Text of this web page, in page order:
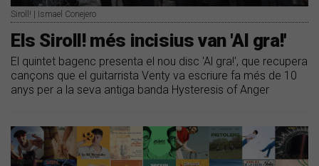
Siroll! | Ismael Conejero
Els Siroll! més incisius van 'Al gra!'
El quintet bagenc presenta el nou disc 'Al gra!', que recupera
cançons que el guitarrista Venty va escriure fa més de 10
anys per a la seva antiga banda Hysteresis of Anger